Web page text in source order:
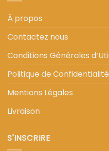
À propos
Contactez nous
Conditions Générales
Politique de Confidentialité
Mentions Légales
Livraison
S'INSCRIRE